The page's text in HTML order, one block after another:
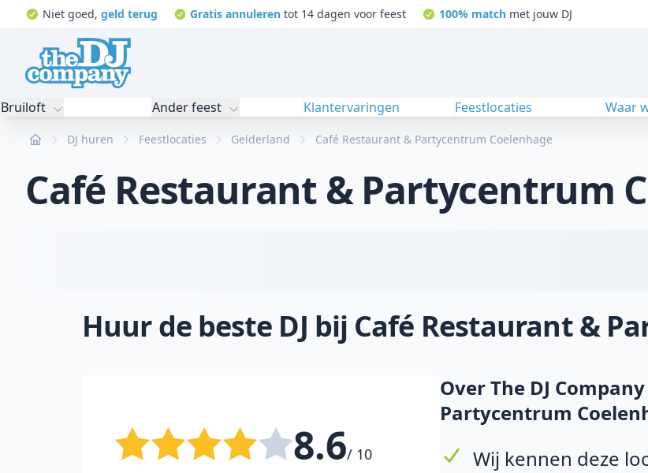
Niet goed, geld terug Gratis annuleren tot 14 dagen voor feest 100% matchmet jouw DJ
Bruiloft Ander feest Klantervaringen Feestlocaties Waar
Home DJ huren Feestlocaties Gelderland Café Restaurant & Partycentrum Coelenhage
Café Restaurant & Partycentrum
Huur de beste DJ bij Café Restaurant &
8.6/ 10
Over The DJ
Partycentrum
Wij kennen deze